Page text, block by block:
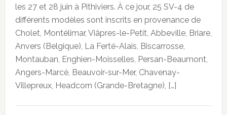
les 27 et 28 juin à Pithiviers. À ce jour, 25 SV-4 de
différents modèles sont inscrits en provenance de
Cholet, Montélimar, Viâpres-le-Petit, Abbeville, Briare,
Anvers (Belgique), La Ferté-Alais, Biscarrosse,
Montauban, Enghien-Moisselles, Persan-Beaumont,
Angers-Marcé, Beauvoir-sur-Mer, Chavenay-
Villepreux, Headcorn (Grande-Bretagne), […]